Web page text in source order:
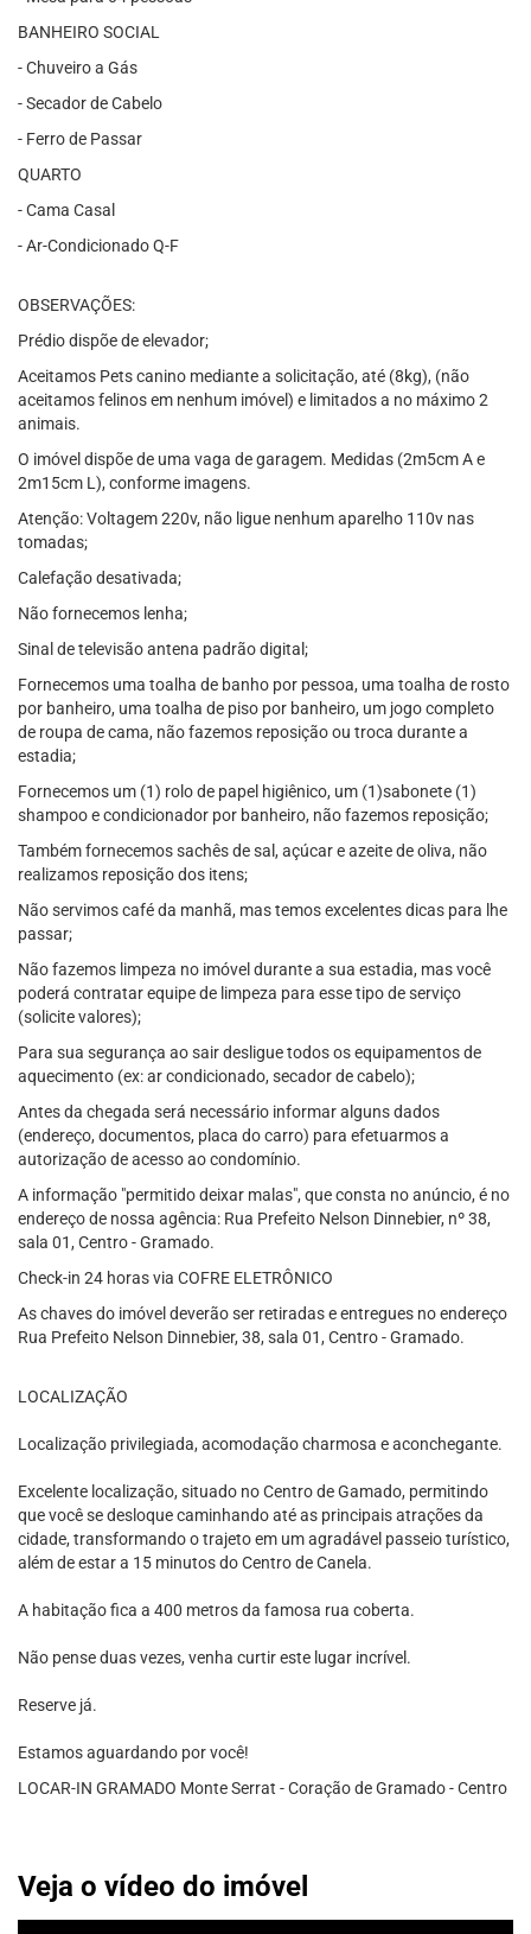
BANHEIRO SOCIAL
- Chuveiro a Gás
- Secador de Cabelo
- Ferro de Passar
QUARTO
- Cama Casal
- Ar-Condicionado Q-F
OBSERVAÇÕES:
Prédio dispõe de elevador;
Aceitamos Pets canino mediante a solicitação, até (8kg), (não
aceitamos felinos em nenhum imóvel) e limitados a no máximo 2
animais.
O imóvel dispõe de uma vaga de garagem. Medidas (2m5cm A e
2m15cm L), conforme imagens.
Atenção: Voltagem 220v, não ligue nenhum aparelho 110v nas
tomadas;
Calefação desativada;
Não fornecemos lenha;
Sinal de televisão antena padrão digital;
Fornecemos uma toalha de banho por pessoa, uma toalha de rosto
por banheiro, uma toalha de piso por banheiro, um jogo completo
de roupa de cama, não fazemos reposição ou troca durante a
estadia;
Fornecemos um (1) rolo de papel higiênico, um (1)sabonete (1)
shampoo e condicionador por banheiro, não fazemos reposição;
Também fornecemos sachês de sal, açúcar e azeite de oliva, não
realizamos reposição dos itens;
Não servimos café da manhã, mas temos excelentes dicas para lhe
passar;
Não fazemos limpeza no imóvel durante a sua estadia, mas você
poderá contratar equipe de limpeza para esse tipo de serviço
(solicite valores);
Para sua segurança ao sair desligue todos os equipamentos de
aquecimento (ex: ar condicionado, secador de cabelo);
Antes da chegada será necessário informar alguns dados
(endereço, documentos, placa do carro) para efetuarmos a
autorização de acesso ao condomínio.
A informação "permitido deixar malas", que consta no anúncio, é no
endereço de nossa agência: Rua Prefeito Nelson Dinnebier, nº 38,
sala 01, Centro - Gramado.
Check-in 24 horas via COFRE ELETRÔNICO
As chaves do imóvel deverão ser retiradas e entregues no endereço
Rua Prefeito Nelson Dinnebier, 38, sala 01, Centro - Gramado.
LOCALIZAÇÃO
Localização privilegiada, acomodação charmosa e aconchegante.
Excelente localização, situado no Centro de Gamado, permitindo
que você se desloque caminhando até as principais atrações da
cidade, transformando o trajeto em um agradável passeio turístico,
além de estar a 15 minutos do Centro de Canela.
A habitação fica a 400 metros da famosa rua coberta.
Não pense duas vezes, venha curtir este lugar incrível.
Reserve já.
Estamos aguardando por você!
LOCAR-IN GRAMADO Monte Serrat - Coração de Gramado - Centro
Veja o vídeo do imóvel